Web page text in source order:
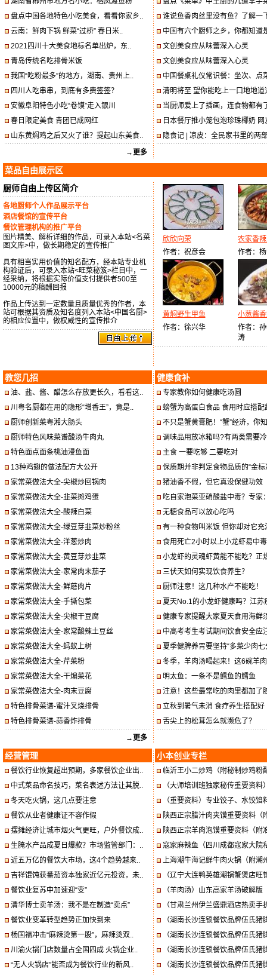
盘点中国各地特色小吃美食，看看你家乡..
云南：鲜肉下锅 鲜菜“过桥” 春日米..
2021四川十大美食地标名单出炉，东..
青岛传统名吃排骨米饭
我国“吃粉最多”的地方，湖南、贵州上..
四川人吃串串，到底有多费签签？
安徽阜阳特色小吃“卷馍”走入银川
春日限定美食 青团已成网红
山东黄焖鸡之后又火了谁？提起山东美食..
→更多
谁说鱼香肉丝里没有鱼？了解一
中国有六个厨师之乡，你都知道
文创美食应从味蕾深入心灵
文创美食应从味蕾深入心灵
中国餐桌礼仪常识餐：坐次、点
清明将至 望你能吃上一口地地道
当厨师爱上了插画，连食物都有
日本餐厅推小笼包泡珍珠椰奶 网
隐食记 | 凉皮：全民家书里的两
菜品自由展示区
厨师自由上传区简介
各地厨师个人作品展示平台
酒店餐馆的宣传平台
餐饮管理机构的推广平台
图片精美、解析详细的作品，可录入本站<名菜
图文库>中，做长期稳定的宣传推广
具有相当实用价值的知名配方，经本站专业机
构验证后，可录入本站<旺菜秘笈>栏目中，一
经采纳，将根据实际价值支付提供者500至
10000元的稿酬回报
作品上传达到一定数量且质量优秀的作者，本
站可根据其资质及知名度列入本站<中国名厨>
的相应位置中，做权威性的宣传推介
欣欣向荣
作者：祝彦会
农家香
作者：
黄焖野生甲鱼
作者：徐兴华
小葱酱
作者：
涛
教您几招
油、盐、酱、醋怎么存放更长久，看看这..
川粤名厨都在用的隐形“增香王”，竟是..
厨师创新菜粤湘大肠头
厨师特色风味菜谱酸汤牛肉丸
特色面点面条桃油浸鱼面
13种鸡翅的做法配方大公开
家常菜做法大全-尖椒炒回锅肉
家常菜做法大全-韭菜摊鸡蛋
家常菜做法大全-酸辣白菜
家常菜做法大全-绿豆芽韭菜炒粉丝
家常菜做法大全-洋葱炒肉
家常菜做法大全-黄豆芽炒韭菜
家常菜做法大全-家常肉末茄子
家常菜做法大全-鲜蘑肉片
家常菜做法大全-手撕包菜
家常菜做法大全-尖椒干豆腐
家常菜做法大全-家常酸辣土豆丝
家常菜做法大全-蚂蚁上树
家常菜做法大全-芹菜粉
家常菜做法大全-干煸菜花
家常菜做法大全-肉末豆腐
特色排骨菜谱-蜜汁叉烧排骨
特色排骨菜谱-蒜香炸排骨
→更多
健康食补
专家教你如何健康吃汤圆
螃蟹为高蛋白食品 食用时应搭配
不只是蟹黄膏肥！“蟹”经济，你
调味品用放冰箱吗?有两类需要
主食 一要吃够 二要吃对
保质期并非判定食物品质的“金标
猪油香不假，但它真没保健功效
吃自家泡菜亚硝酸盐中毒？专家
无糖食品可以放心吃吗
有一种食物叫米饭 但你却对它充
食用死亡2小时以上小龙虾易中
小龙虾的灵魂虾黄能不能吃？正
三伏天如何实现饮食养生？
厨师注意！这几种水产不能吃！
夏天No.1的小龙虾健康吗？江苏
健康专家提醒大家夏天食用海鲜
中高考考生考试期间饮食安全应
夏季健脾养胃要坚持“多菜少肉七
冬季，羊肉汤喝起来！这6碗羊
明太鱼：一条不是鳕鱼的鳕鱼
注意！这些最常吃的肉里都加了
立秋到暑气未消 食疗养生搭配好
舌尖上的松茸怎么就濒危了？
经营管理
餐饮行业恢复超出预期，多家餐饮企业出..
中式菜品命名技巧，菜名表述方法让其脱..
冬天吃火锅，这几点要注意
餐饮从业者健康证不容作假
摆摊经济让城市烟火气更旺，户外餐饮成..
生腌水产品成夏日爆款？市场监管部门：..
近五万亿的餐饮大市场，这4个趋势越来..
吉祥馄饨获番茄资本独家近亿元投资，未..
餐饮业复苏中加速迎“变”
清华博士卖羊汤：我不是在制造“卖点”
餐饮业变革转型趋势正加快到来
杨国福冲击“麻辣烫第一股”，麻辣烫双..
川渝火锅门店数量占全国四成 火锅企业..
“无人火锅店”能否成为餐饮行业的新风..
小本创业专栏
临沂王小二炒鸡（附秘制炒鸡粉
（大师培训班独家秘传重要资料
（重要资料）专业饺子、水饺馅
陕西正宗腊汁肉夹馍重要资料（
陕西正宗羊肉泡馍重要资料（附
寇家麻辣鱼（四川成都寇家大院
上海潮牛海记鲜牛肉火锅（附潮
（辽宁大连鸭英雄潮锅蟹煲店旺
（羊肉汤）山东高家羊汤破解版
（甘肃兰州伊兰盛鼎酒店热卖手
（湖南长沙连锁餐饮品牌伍氏猪
（湖南长沙连锁餐饮品牌伍氏猪
（湖南长沙连锁餐饮品牌伍氏猪
（湖南长沙连锁餐饮品牌伍氏猪